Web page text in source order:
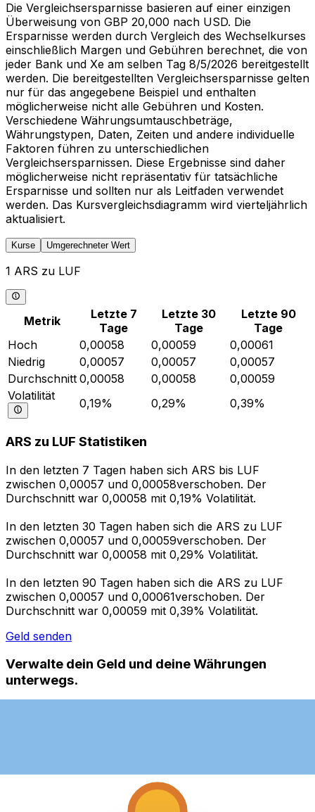
Die Vergleichsersparnisse basieren auf einer einzigen
Überweisung von GBP 20,000 nach USD. Die
Ersparnisse werden durch Vergleich des Wechselkurses
einschließlich Margen und Gebühren berechnet, die von
jeder Bank und Xe am selben Tag 8/5/2026 bereitgestellt
werden. Die bereitgestellten Vergleichsersparnisse gelten
nur für das angegebene Beispiel und enthalten
möglicherweise nicht alle Gebühren und Kosten.
Verschiedene Währungsumtauschbeträge,
Währungstypen, Daten, Zeiten und andere individuelle
Faktoren führen zu unterschiedlichen
Vergleichsersparnissen. Diese Ergebnisse sind daher
möglicherweise nicht repräsentativ für tatsächliche
Ersparnisse und sollten nur als Leitfaden verwendet
werden. Das Kursvergleichsdiagramm wird vierteljährlich
aktualisiert.
Kurse Umgerechneter Wert
1 ARS zu LUF
Metrik
Letzte 7
Tage
Letzte 30
Tage
Letzte 90
Tage
Hoch
0,00058 0,00059
0,00061
Niedrig
0,00057 0,00057
0,00057
Durchschnitt 0,00058 0,00058
0,00059
Volatilität
0,19% 0,29% 0,39%
ARS zu LUF Statistiken
In den letzten 7 Tagen haben sich ARS bis LUF
zwischen 0,00057 und 0,00058verschoben. Der
Durchschnitt war 0,00058 mit 0,19% Volatilität.
In den letzten 30 Tagen haben sich die ARS zu LUF
zwischen 0,00057 und 0,00059verschoben. Der
Durchschnitt war 0,00058 mit 0,29% Volatilität.
In den letzten 90 Tagen haben sich die ARS zu LUF
zwischen 0,00057 und 0,00061verschoben. Der
Durchschnitt war 0,00059 mit 0,39% Volatilität.
Geld senden
Verwalte dein Geld und deine Währungen
unterwegs.